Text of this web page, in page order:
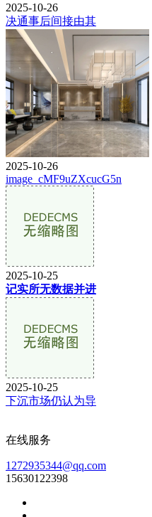
2025-10-26
决通事后间接由其
2025-10-26
image_cMF9uZXcucG5n
2025-10-25
记实所无数据并进
2025-10-25
下沉市场仍认为导
在线服务
1272935344@qq.com
15630122398